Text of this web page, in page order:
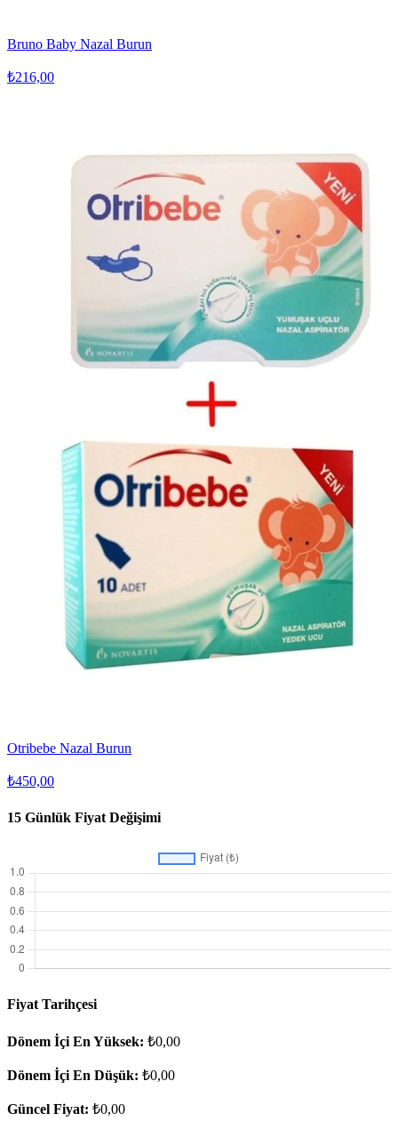
Bruno Baby Nazal Burun
₺216,00
Otribebe Nazal Burun
₺450,00
15 Günlük Fiyat Değişimi
Fiyat Tarihçesi
Dönem İçi En Yüksek: ₺0,00
Dönem İçi En Düşük: ₺0,00
Güncel Fiyat: ₺0,00